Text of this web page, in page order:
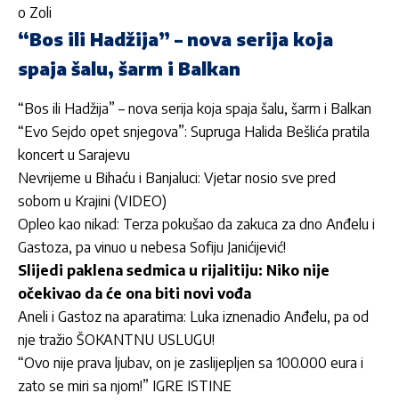
o Zoli
“Bos ili Hadžija” – nova serija koja
spaja šalu, šarm i Balkan
“Bos ili Hadžija” – nova serija koja spaja šalu, šarm i Balkan
“Evo Sejdo opet snjegova”: Supruga Halida Bešlića pratila
koncert u Sarajevu
Nevrijeme u Bihaću i Banjaluci: Vjetar nosio sve pred
sobom u Krajini (VIDEO)
Opleo kao nikad: Terza pokušao da zakuca za dno Anđelu i
Gastoza, pa vinuo u nebesa Sofiju Janićijević!
Slijedi paklena sedmica u rijalitiju: Niko nije
očekivao da će ona biti novi vođa
Aneli i Gastoz na aparatima: Luka iznenadio Anđelu, pa od
nje tražio ŠOKANTNU USLUGU!
“Ovo nije prava ljubav, on je zaslijepljen sa 100.000 eura i
zato se miri sa njom!” IGRE ISTINE